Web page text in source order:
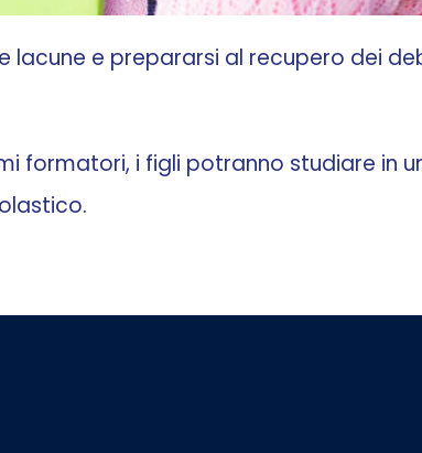
e prepararsi al recupero dei
formatori, i figli potranno studiare in